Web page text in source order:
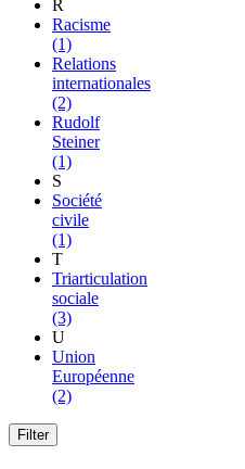
R
Racisme
(1)
Relations
internationales
(2)
Rudolf
Steiner
(1)
S
Société
civile
(1)
T
Triarticulation
sociale
(3)
U
Union
Européenne
(2)